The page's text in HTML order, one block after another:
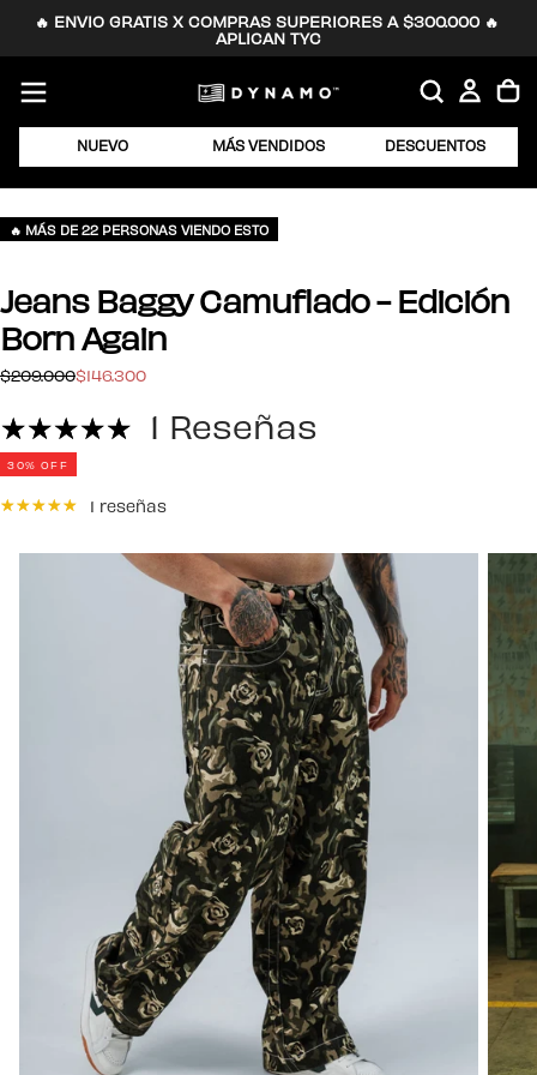
🔥 ENVIO GRATIS X COMPRAS SUPERIORES A $300.000 🔥
APLICAN TYC
SALTAR
NUEVO MÁS VENDIDOS DESCUENTOS
🔥 MÁS DE 22 PERSONAS VIENDO ESTO
Jeans Baggy Camuflado - Edición
Born Again
$146.300
Precio
$209.000Precio
oferta
$146.300
1 Reseñas
30% OFF
1 reseñas